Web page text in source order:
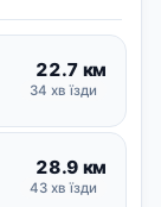
22.7 км
34 хв їзди
28.9 км
43 хв їзди